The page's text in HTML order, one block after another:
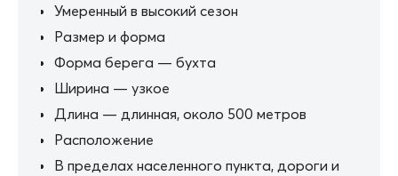
Умеренный в высокий сезон
Размер и форма
Форма берега — бухта
Ширина — узкое
Длина — длинная, около 500 метров
Расположение
В пределах населенного пункта, дороги и